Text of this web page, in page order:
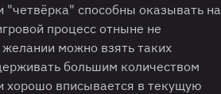
способны оказывать на
процесс отныне не
можно взять таких
большим количеством
хорошо вписывается в текущую